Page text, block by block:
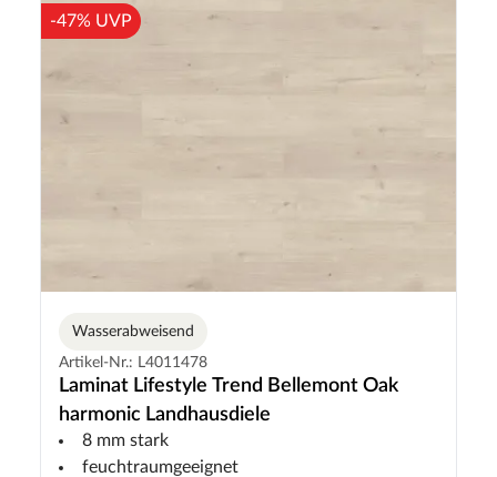
-47% UVP
Wasserabweisend
Artikel-Nr.: L4011478
Laminat Lifestyle Trend Bellemont Oak
harmonic Landhausdiele
8 mm stark
feuchtraumgeeignet